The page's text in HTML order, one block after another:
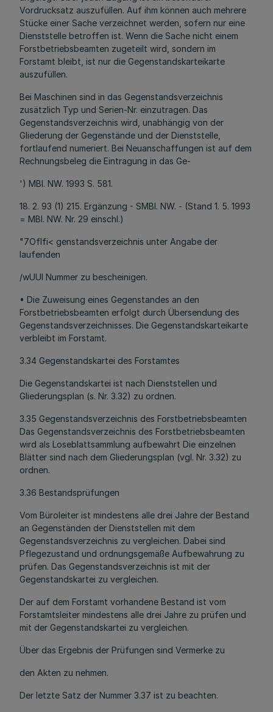
Vordrucksatz auszufüllen. Auf ihm können auch mehrere
Stücke einer Sache verzeichnet werden, sofern nur eine
Dienststelle betroffen ist. Wenn die Sache nicht einem
Forstbetriebsbeamten zugeteilt wird, sondern im
Forstamt bleibt, ist nur die Gegenstandskarteikarte
auszufüllen.
Bei Maschinen sind in das Gegenstandsverzeichnis
zusätzlich Typ und Serien-Nr. einzutragen. Das
Gegenstandsverzeichnis wird, unabhängig von der
Gliederung der Gegenstände und der Dienststelle,
fortlaufend numeriert. Bei Neuanschaffungen ist auf dem
Rechnungsbeleg die Eintragung in das Ge-
') MBl. NW. 1993 S. 581.
18. 2. 93 (1) 215. Ergänzung - SMBl. NW. - (Stand 1. 5. 1993
= MBl. NW. Nr. 29 einschl.)
"7Oflfi< genstandsverzeichnis unter Angabe der
laufenden
/wUUl Nummer zu bescheinigen.
• Die Zuweisung eines Gegenstandes an den
Forstbetriebsbeamten erfolgt durch Übersendung des
Gegenstandsverzeichnisses. Die Gegenstandskarteikarte
verbleibt im Forstamt.
3.34 Gegenstandskartei des Forstamtes
Die Gegenstandskartei ist nach Dienststellen und
Gliederungsplan (s. Nr. 3.32) zu ordnen.
3.35 Gegenstandsverzeichnis des Forstbetriebsbeamten
Das Gegenstandsverzeichnis des Forstbetriebsbeamten
wird als Loseblattsammlung aufbewahrt Die einzelnen
Blätter sind nach dem Gliederungsplan (vgl. Nr. 3.32) zu
ordnen.
3.36 Bestandsprüfungen
Vom Büroleiter ist mindestens alle drei Jahre der Bestand
an Gegenständen der Dienststellen mit dem
Gegenstandsverzeichnis zu vergleichen. Dabei sind
Pflegezustand und ordnungsgemäße Aufbewahrung zu
prüfen. Das Gegenstandsverzeichnis ist mit der
Gegenstandskartei zu vergleichen.
Der auf dem Forstamt vorhandene Bestand ist vom
Forstamtsleiter mindestens alle drei Jahre zu prüfen und
mit der Gegenstandskartei zu vergleichen.
Über das Ergebnis der Prüfungen sind Vermerke zu
den Akten zu nehmen.
Der letzte Satz der Nummer 3.37 ist zu beachten.